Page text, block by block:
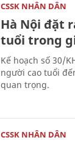
CSSK NHÂN DÂN
Hà Nội đặt
tuổi trong
Kế hoạch số 30/
người cao tuổi
quan trọng.
CSSK NHÂN DÂN